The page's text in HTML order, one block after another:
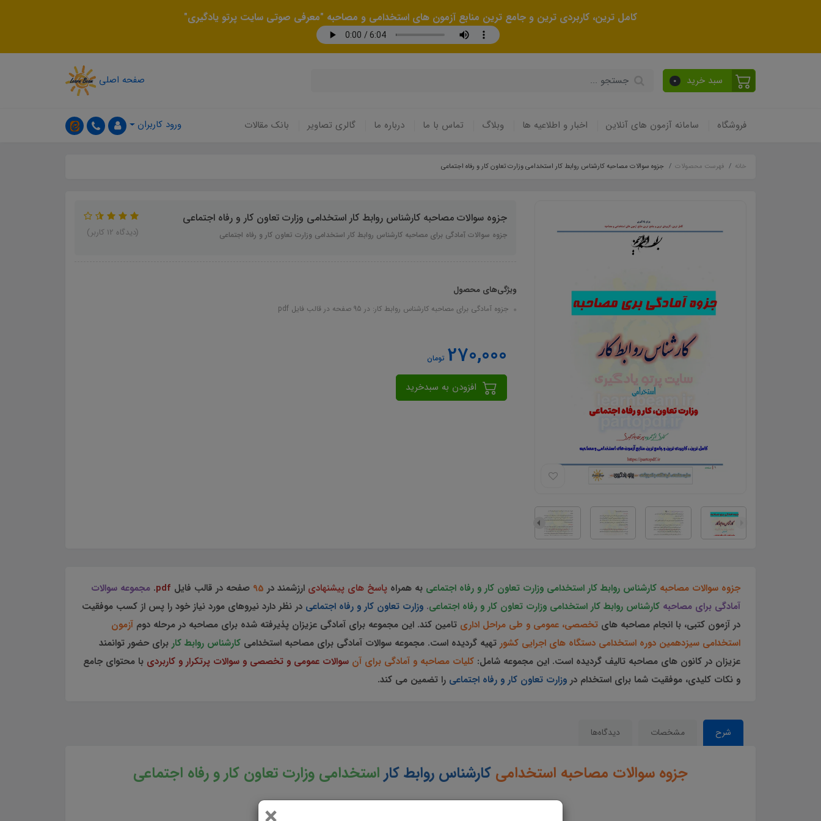
کامل ترین، کاربردی ترین و جامع ترین منابع آزمون های استخدامی و مصاحبه "معرفی صوتی سایت پرتو یادگیری"
سبد خرید 0 صفحه اصلی
فروشگاه سامانه آزمون های آنلاین اخبار و اطلاعیه ها وبلاگ تماس با ما درباره ما گالری تصاویر بانک مقالات ورود کاربران
خانه فهرست محصولات جزوه سوالات مصاحبه کارشناس روابط کار استخدامی وزارت تعاون کار و رفاه اجتماعی
جزوه سوالات مصاحبه کارشناس روابط کار استخدامی وزارت تعاون کار و رفاه اجتماعی
جزوه سوالات آمادگی برای مصاحبه کارشناس روابط کار استخدامی وزارت تعاون کار و رفاه اجتماعی (دیدگاه 12 کاربر)
ویژگی‌های محصول
جزوه آمادگی برای مصاحبه کارشناس روابط کار: در 95 صفحه در قالب فایل pdf
270,000 تومان
جزوه سوالات مصاحبه کارشناس روابط کار استخدامی وزارت تعاون کار و رفاه اجتماعی به همراه پاسخ های پیشنهادی ارزشمند در 95 صفحه در قالب فایل pdf
. مجموعه سوالات
آمادگی برای مصاحبه کارشناس روابط کار استخدامی وزارت تعاون کار و رفاه اجتماعی. وزارت تعاون کار و رفاه اجتماعی در نظر دارد نیروهای مورد نیاز خود را پس از کسب موفقیت
در آزمون کتبی، با انجام مصاحبه های تخصصی، عمومی و طی مراحل اداری تامین کند. این مجموعه برای آمادگی عزیزان پذیرفته شده برای مصاحبه در مرحله دوم آزمون
استخدامی سیزدهمین دوره استخدامی دستگاه های اجرایی کشور تهیه گردیده است. مجموعه سوالات آمادگی برای مصاحبه استخدامی کارشناس روابط کار برای حضور توانمند
عزیزان در کانون های مصاحبه تالیف گردیده است. این مجموعه شامل: کلیات مصاحبه و آمادگی برای آن سوالات عمومی و تخصصی و سوالات پرتکرار و کاربردی با محتوای جامع
و نکات کلیدی، موفقیت شما برای استخدام در وزارت تعاون کار و رفاه اجتماعی را تضمین می کند.
شرح مشخصات دیدگاه‌ها
جزوه سوالات مصاحبه استخدامی کارشناس روابط کاراستخدامی وزارت تعاون کار و رفاه اجتماعی
سوالات مصاحبه کارشناس روابط کار استخدامی وزارت تعاون کار و رفاه اجتماعی سوالات مصاحبه کارشناس روابط کار جزوه سوالات مصاحبه کارشناس روابط کار جزوه آمادگی برای مصاحبه کارشناس روابط کار سوالات آمادگی برای مصاحبه کارشناس روابط کار کامل ترین مجموعه آمادگی برای مصاحبه استخدامی کارشناس روابط کار